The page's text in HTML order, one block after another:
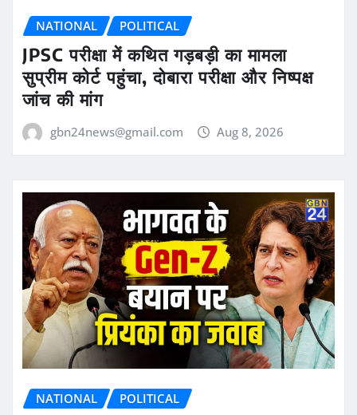
NATIONAL POLITICAL
JPSC परीक्षा में कथित गड़बड़ी का मामला
सुप्रीम कोर्ट पहुंचा, दोबारा परीक्षा और निष्पक्ष
जांच की मांग
gbn24news@gmail.com Aug 8, 2026
NATIONAL POLITICAL